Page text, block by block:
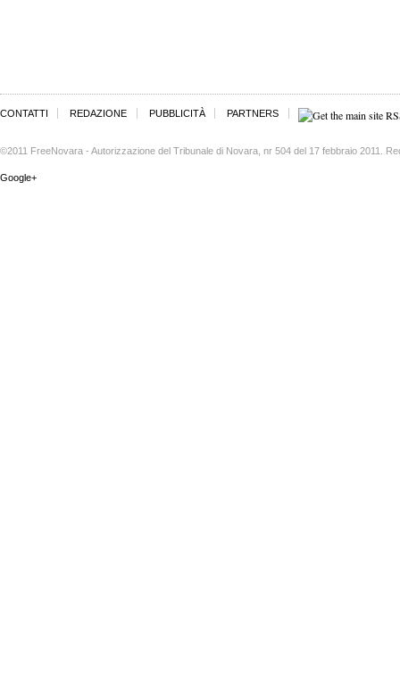
CONTATTI REDAZIONE PUBBLICITÀ PARTNERS
©2011 FreeNovara - Autorizzazione del Tribunale di Novara, nr 504 del 17 febbraio 2011.
Google+